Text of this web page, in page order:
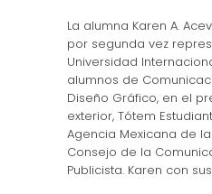
La alumna Karen A.
por segunda vez
Universidad
alumnos de
Diseño Gráfico, en el
exterior, Tótem
Agencia Mexicana de
Consejo de la
Publicista. Karen con